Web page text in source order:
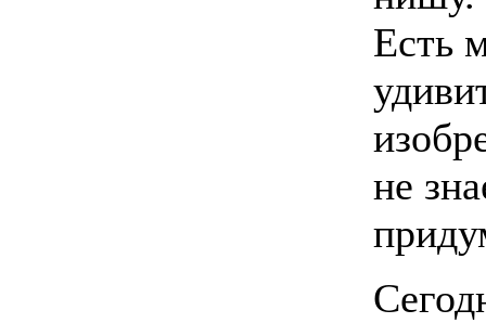
Есть
не